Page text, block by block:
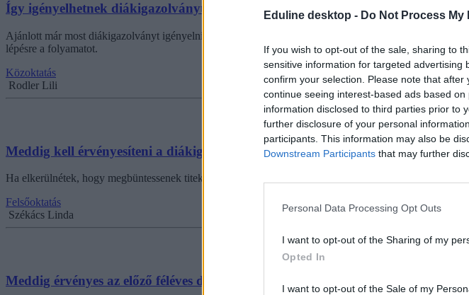
Eduline desktop - Do Not Process
If you wish to opt-out of the sale, sharing to
sensitive information for targeted advertising
confirm your selection. Please note that
continue seeing interest-based ads based
information disclosed to third parties prior to
further disclosure of your personal
participants. This information may also be
Downstream Participants that may further
Personal Data Processing Opt Outs
I want to opt-out of the Sharing of my
Opted In
I want to opt-out of the Sale of my
Így igényelhetnek diákigazolványt a leendő elsősök
Ajánlott már most diákigazolványt igényelni azoknak a gyerekeknek, akik szeptembertől elkezdik az
lépésre a folyamatot.
Közoktatás
Rodler Lili
Meddig kell érvényesíteni a diákigazolványt?
Ha elkerülnétek, hogy megbüntessenek titeket, ezt a dátumot érdemes észben tartani.
Felsőoktatás
Székács Linda
Meddig érvényes az előző féléves diákigazolvány matrica?